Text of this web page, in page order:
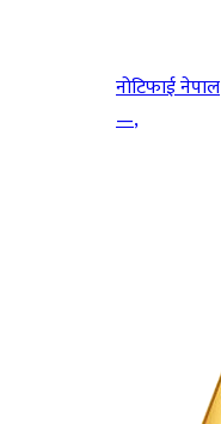
नोटिफाई नेपाल
—,